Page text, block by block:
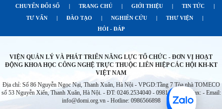
CHUYỂN ĐỔI SỐ | TRANG CHỦ | GIỚI THIỆU | TIN TỨC
|
TƯ VẤN
| ĐÀO TẠO | NGHIÊN CỨU | THƯ VIỆN
|
HỎI - ĐÁP
VIỆN QUẢN LÝ VÀ PHÁT TRIỂN NĂNG LỰC TỔ CHỨC - ĐƠN VỊ HOẠT
ĐỘNG KHOA HỌC CÔNG NGHỆ TRỰC THUỘC LIÊN HIỆP CÁC HỘI KH-KT
VIỆT NAM
Địa chỉ: Số 86 Nguyễn Ngọc Nại, Thanh Xuân, Hà Nội - VPGD:Tầng 7 Tòa nhà TOMECO
số 53 Nguyễn Xiển, Thanh Xuân, Hà Nội. - ĐT: 0246.2534040 - 0981126755 - Fax: - Email:
info@domi.org.vn - Hotline: 0986566898